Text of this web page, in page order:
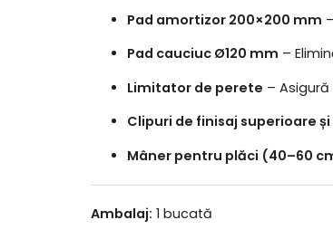
Pad amortizor 200×200 mm
Pad cauciuc Ø120 mm –
Limitator de perete –
Clipuri de finisaj superioare
Mâner pentru plăci (40–60
Ambalaj: 1 bucată